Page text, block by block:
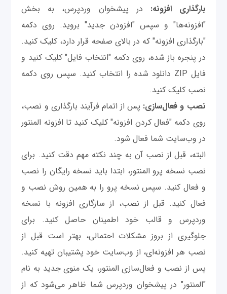
بارگذاری افزونه: در پیشخوان وردپرس، به بخش
"افزونه‌ها" و سپس "افزودن جدید" بروید. روی دکمه
"بارگذاری افزونه" که در بالای صفحه قرار دارد، کلیک کنید.
در پنجره باز شده، روی دکمه "انتخاب فایل" کلیک کنید و
فایل ZIP دانلود شده را انتخاب کنید. سپس روی دکمه
نصب کلیک کنید.
نصب و فعال‌سازی: پس از اتمام فرآیند بارگذاری و نصب،
روی دکمه "فعال کردن افزونه" کلیک کنید تا افزونه المنتور
در وب‌سایت شما فعال شود.
البته، قبل از نصب آن به چند نکته مهم دقت کنید. برای
نصب نسخه پرو المنتور، ابتدا باید نسخه رایگان را نصب
و فعال کنید. سپس نسخه پرو را به همین روش نصب و
فعال کنید. قبل از نصب، از سازگاری افزونه با نسخه
وردپرس و قالب خود اطمینان حاصل کنید. برای
جلوگیری از بروز مشکلات احتمالی، بهتر است قبل از
نصب هر افزونه‌ای، از وب‌سایت خود پشتیبان تهیه کنید.
پس از نصب و فعال‌سازی المنتور، یک منوی جدید به نام
"المنتور" در پیشخوان وردپرس شما ظاهر می‌شود که از